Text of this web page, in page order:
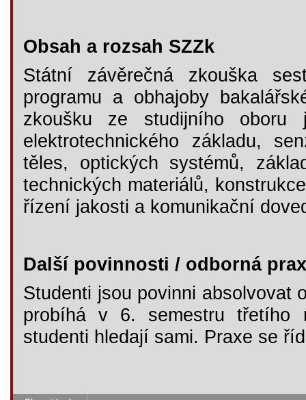
Obsah a rozsah SZZk
Státní závěrečná zkouška
programu a obhajoby
zkoušku ze studijního oboru
elektrotechnického základu,
těles, optických systémů,
technických materiálů,
řízení jakosti a komunikační
Další povinnosti / odborná
Studenti jsou povinni absolvovat
probíhá v 6. semestru třetího
studenti hledají sami. Praxe se